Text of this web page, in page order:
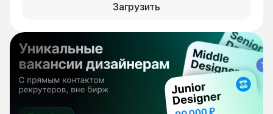
Загрузить